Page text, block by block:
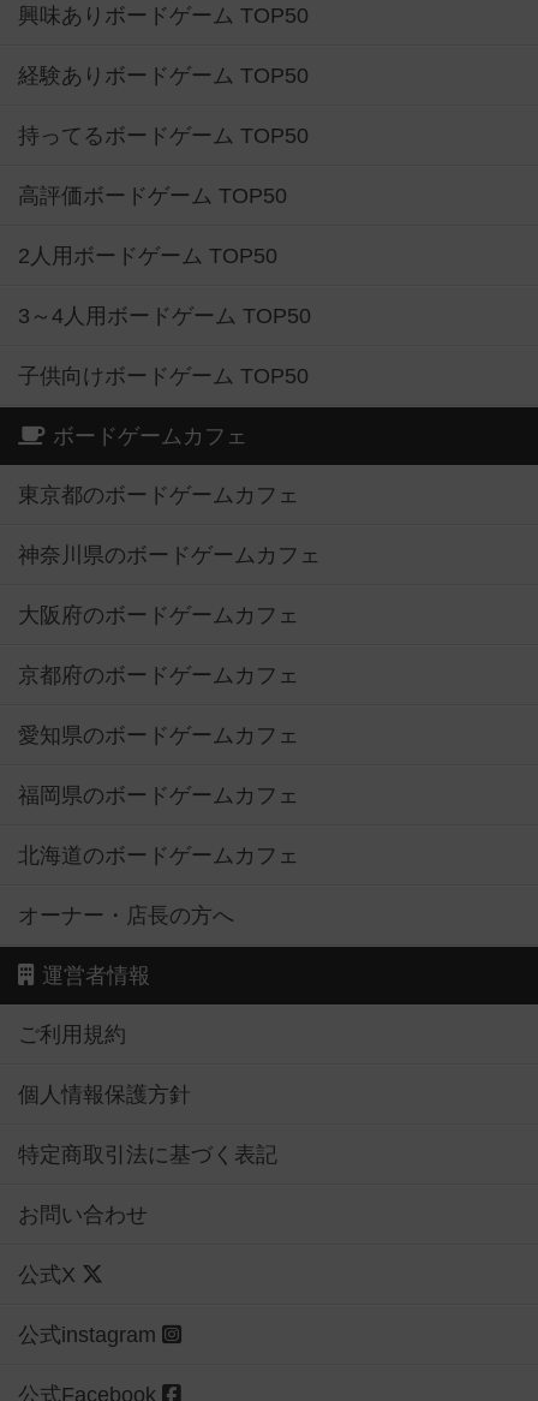
興味ありボードゲーム TOP50
経験ありボードゲーム TOP50
持ってるボードゲーム TOP50
高評価ボードゲーム TOP50
2人用ボードゲーム TOP50
3～4人用ボードゲーム TOP50
子供向けボードゲーム TOP50
ボードゲームカフェ
東京都のボードゲームカフェ
神奈川県のボードゲームカフェ
大阪府のボードゲームカフェ
京都府のボードゲームカフェ
愛知県のボードゲームカフェ
福岡県のボードゲームカフェ
北海道のボードゲームカフェ
オーナー・店長の方へ
運営者情報
ご利用規約
個人情報保護方針
特定商取引法に基づく表記
お問い合わせ
公式X
公式instagram
公式Facebook